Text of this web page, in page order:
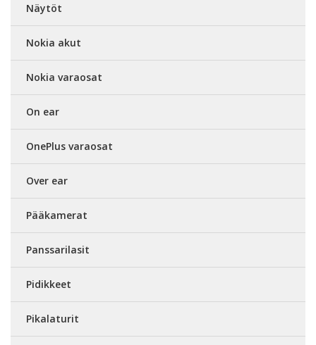
Näytöt
Nokia akut
Nokia varaosat
On ear
OnePlus varaosat
Over ear
Pääkamerat
Panssarilasit
Pidikkeet
Pikalaturit